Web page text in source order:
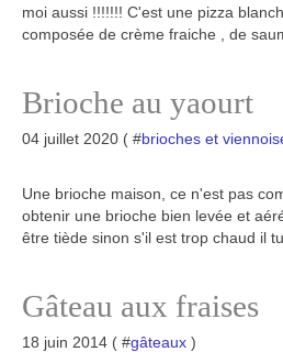
moi aussi !!!!!!! C'est une pizza
composée de crème fraiche , de
Brioche au yaourt
04 juillet 2020 ( #brioches et
Une brioche maison, ce n'est pas
obtenir une brioche bien levée et
être tiède sinon s'il est trop chaud il
Gâteau aux fraises
18 juin 2014 ( #gâteaux )